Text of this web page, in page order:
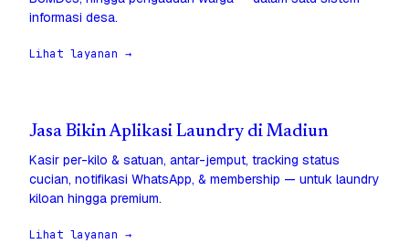
informasi desa.
Lihat layanan →
Jasa Bikin Aplikasi Laundry di Madiun
Kasir per-kilo & satuan, antar-jemput, tracking status
cucian, notifikasi WhatsApp, & membership — untuk laundry
kiloan hingga premium.
Lihat layanan →